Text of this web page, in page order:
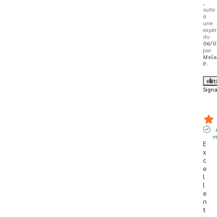
,
suite
à
une
du
06/
par
P.
E
x
c
e
l
l
e
n
t